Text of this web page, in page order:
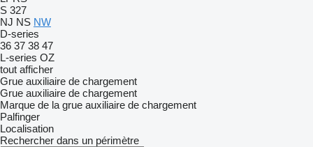
S 327
NJ NS NW
D-series
36 37 38 47
L-series OZ
tout afficher
Grue auxiliaire de chargement
Grue auxiliaire de chargement
Marque de la grue auxiliaire de chargement
Palfinger
Localisation
Rechercher dans un périmètre